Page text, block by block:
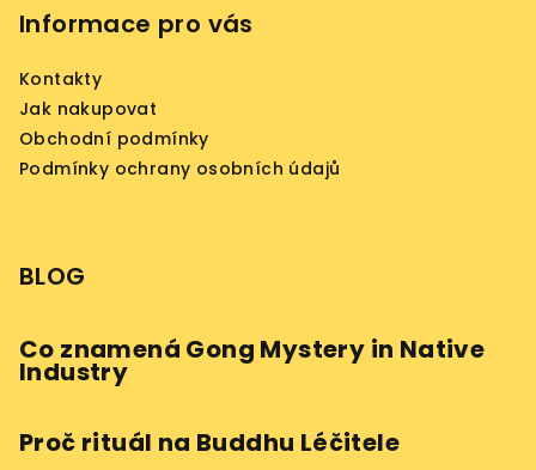
Informace pro vás
Kontakty
Jak nakupovat
Obchodní podmínky
Podmínky ochrany osobních údajů
BLOG
Co znamená Gong Mystery in Native
Industry
Proč rituál na Buddhu Léčitele